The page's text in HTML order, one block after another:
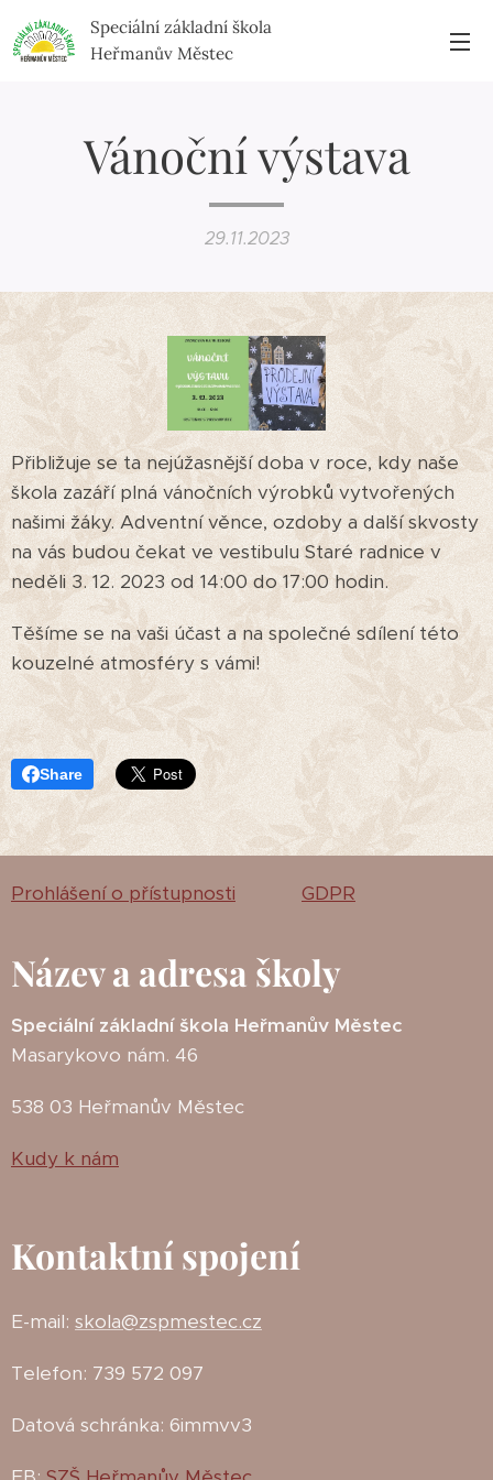
Speciální základní škola
Heřmanův Městec
Vánoční výstava
29.11.2023
Přibližuje se ta nejúžasnější doba v roce, kdy naše
škola zazáří plná vánočních výrobků vytvořených
našimi žáky. Adventní věnce, ozdoby a další skvosty
na vás budou čekat ve vestibulu Staré radnice v
neděli 3. 12. 2023 od 14:00 do 17:00 hodin.
Těšíme se na vaši účast a na společné sdílení této
kouzelné atmosféry s vámi!
Share
Prohlášení o přístupnosti GDPR
Název a adresa školy
Speciální základní škola Heřmanův Městec
Masarykovo nám. 46
538 03 Heřmanův Městec
Kudy k nám
Kontaktní spojení
E-mail: skola@zspmestec.cz
Telefon: 739 572 097
Datová schránka: 6immvv3